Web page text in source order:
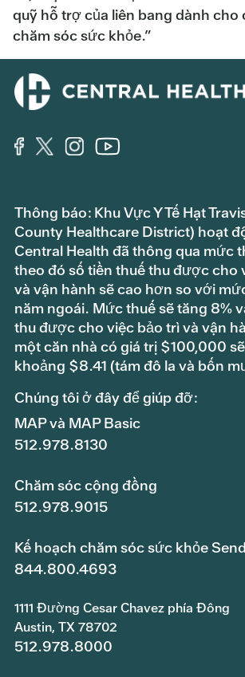
quỹ hỗ trợ của liên bang dành cho
chăm sóc sức khỏe.”
Thông báo: Khu Vực Y Tế Hạt
County Healthcare District) hoạt
Central Health đã thông qua mức
theo đó số tiền thuế thu được cho
và vận hành sẽ cao hơn so với
năm ngoái. Mức thuế sẽ tăng 8%
thu được cho việc bảo trì và vận
một căn nhà có giá trị $100,000
khoảng $8.41 (tám đô la và bốn
Chúng tôi ở đây để giúp đỡ:
MAP và MAP Basic
512.978.8130
Chăm sóc cộng đồng
512.978.9015
Kế hoạch chăm sóc sức khỏe
844.800.4693
1111 Đường Cesar Chavez phía Đông
Austin, TX 78702
512.978.8000